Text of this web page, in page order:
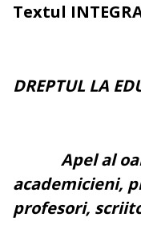
Textul
DREPTUL LA
Apel al
academicieni,
profesori,